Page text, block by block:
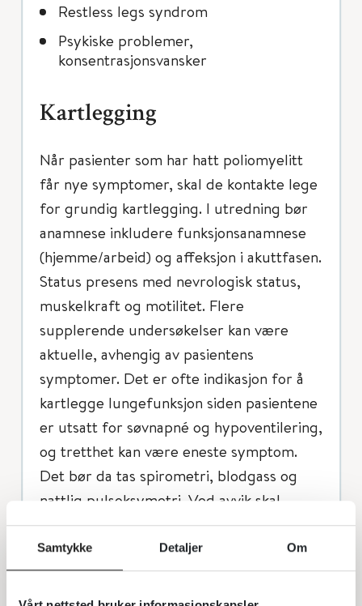
Samtykke Detaljer Om
Restless legs syndrom
Psykiske problemer,
konsentrasjonsvansker
Kartlegging
Når pasienter som har hatt poliomyelitt
får nye symptomer, skal de kontakte lege
for grundig kartlegging. I utredning bør
anamnese inkludere funksjonsanamnese
(hjemme/arbeid) og affeksjon i akuttfasen.
Status presens med nevrologisk status,
muskelkraft og motilitet. Flere
supplerende undersøkelser kan være
aktuelle, avhengig av pasientens
symptomer. Det er ofte indikasjon for å
kartlegge lungefunksjon siden pasientene
er utsatt for søvnapné og hypoventilering,
og tretthet kan være eneste symptom.
Det bør da tas spirometri, blodgass og
nattlig pulsoksymetri. Ved avvik skal
pasientene henvises til lungelege. Flere
funksjonstester er aktuelle, som
muskelstyrketester, håndfunksjonstester,
kondisjonstest, ganganalyse, og